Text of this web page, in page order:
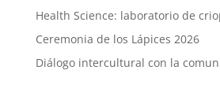
Health Science: laboratorio de
Ceremonia de los Lápices 2026
Diálogo intercultural con la